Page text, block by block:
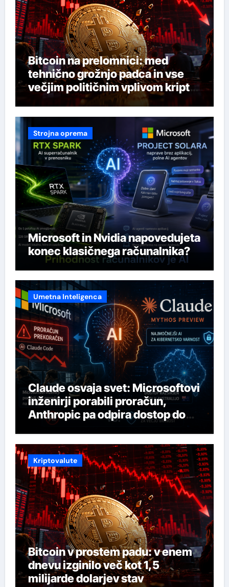
Bitcoin na prelomnici: med
tehnično grožnjo padca in vse
večjim političnim vplivom kripto
industrije
Strojna oprema
Microsoft in Nvidia napovedujeta
konec klasičnega računalnika?
Umetna Inteligenca
Claude osvaja svet: Microsoftovi
inženirji porabili proračun,
Anthropic pa odpira dostop do
svojega najmočnejšega AI-ja
Kriptovalute
Bitcoin v prostem padu: v enem
dnevu izginilo več kot 1,5
milijarde dolarjev stav